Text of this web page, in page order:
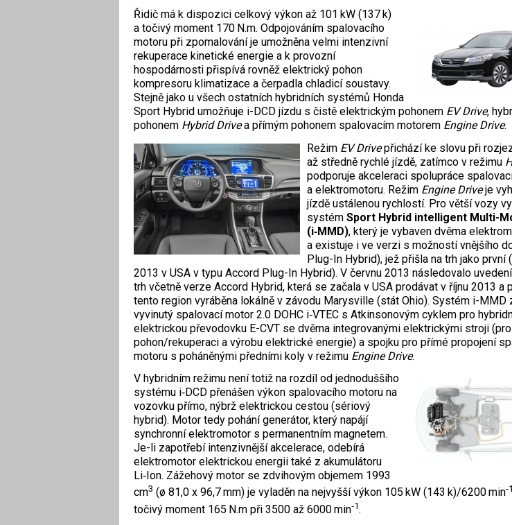
Řidič má k dispozici celkový výkon až 101 kW (137 k)
a točivý moment 170 N.m. Odpojováním spalovacího
motoru při zpomalování je umožněna velmi intenzivní
rekuperace kinetické energie a k provozní
hospodárnosti přispívá rovněž elektrický pohon
kompresoru klimatizace a čerpadla chladicí soustavy.
Stejně jako u všech ostatních hybridních systémů Honda
Sport Hybrid umožňuje i-DCD jízdu s čistě elektrickým pohonem EV Drive,
pohonem Hybrid Drivea přímým pohonem spalovacím motorem Engine Drive.
Režim EV Drivepřichází ke slovu při
až středně rychlé jízdě, zatímco v režimu
podporuje akceleraci spolupráce
a elektromotoru. Režim Engine Driveje
jízdě ustálenou rychlostí. Pro větší vozy
systém Sport Hybrid intelligent Multi-
(i‑MMD), který je vybaven dvěma
a existuje i ve verzi s možností vnějšího
Plug-In Hybrid), jež přišla na trh jako první
2013 v USA v typu Accord Plug-In Hybrid). V červnu 2013 následovalo
trh včetně verze Accord Hybrid, která se začala v USA prodávat v říjnu 2013 a
tento region vyráběna lokálně v závodu Marysville (stát Ohio). Systém i-MMD
vyvinutý spalovací motor 2.0 DOHC i‑VTEC s Atkinsonovým cyklem pro
elektrickou převodovku E-CVT se dvěma integrovanými elektrickými stroji (pro
pohon/rekuperaci a výrobu elektrické energie) a spojku pro přímé propojení
motoru s poháněnými předními koly v režimu Engine Drive.
V hybridním režimu není totiž na rozdíl od jednoduššího
systému i‑DCD přenášen výkon spalovacího motoru na
vozovku přímo, nýbrž elektrickou cestou (sériový
hybrid). Motor tedy pohání generátor, který napájí
synchronní elektromotor s permanentním magnetem.
Je-li zapotřebí intenzivnější akcelerace, odebírá
elektromotor elektrickou energii také z akumulátoru
Li‑Ion. Zážehový motor se zdvihovým objemem 1993
cm3 (ø 81,0 x 96,7 mm) je vyladěn na nejvyšší výkon 105 kW (143 k)/6200 min‑1
točivý moment 165 N.m při 3500 až 6000 min‑1.